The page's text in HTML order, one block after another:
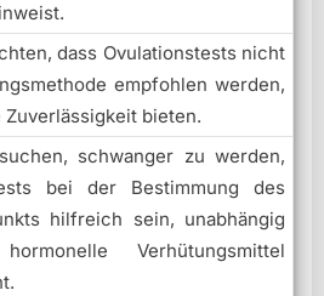
dass Ovulationstests nicht
empfohlen werden,
bieten.
schwanger zu werden,
bei der Bestimmung des
hilfreich sein, unabhängig
Verhütungsmittel